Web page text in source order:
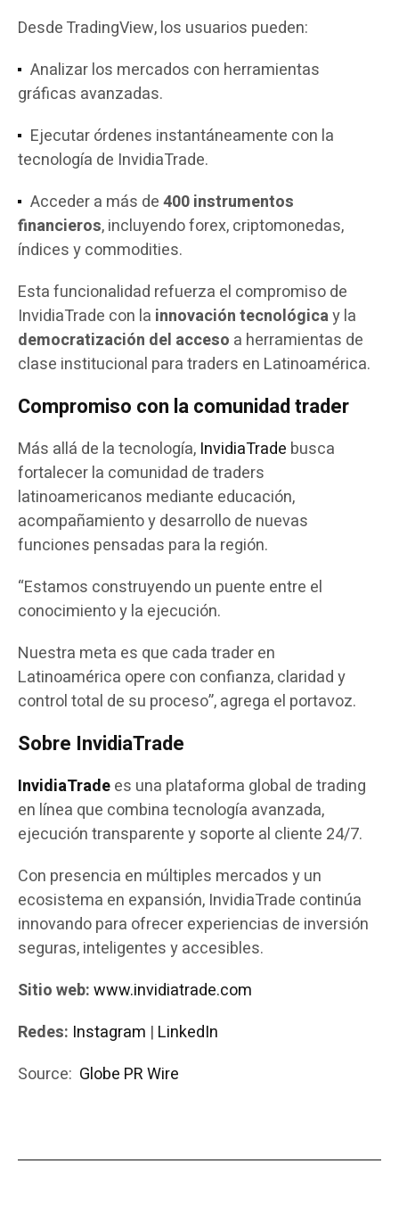
Desde TradingView, los usuarios pueden:
Analizar los mercados con herramientas
gráficas avanzadas.
Ejecutar órdenes instantáneamente con la
tecnología de InvidiaTrade.
Acceder a más de400 instrumentos
financieros, incluyendo forex, criptomonedas,
índices y commodities.
Esta funcionalidad refuerza el compromiso de
InvidiaTrade con la innovación tecnológicay la
democratización del acceso a herramientas de
clase institucional para traders en Latinoamérica.
Compromiso con la comunidad trader
Más allá de la tecnología, InvidiaTrade busca
fortalecer la comunidad de traders
latinoamericanos mediante educación,
acompañamiento y desarrollo de nuevas
funciones pensadas para la región.
“Estamos construyendo un puente entre el
conocimiento y la ejecución.
Nuestra meta es que cada trader en
Latinoamérica opere con confianza, claridad y
control total de su proceso”, agrega el portavoz.
Sobre InvidiaTrade
InvidiaTradees una plataforma global de trading
en línea que combina tecnología avanzada,
ejecución transparente y soporte al cliente 24/7.
Con presencia en múltiples mercados y un
ecosistema en expansión, InvidiaTrade continúa
innovando para ofrecer experiencias de inversión
seguras, inteligentes y accesibles.
Sitio web:www.invidiatrade.com
Redes: Instagram | LinkedIn
Source: Globe PR Wire